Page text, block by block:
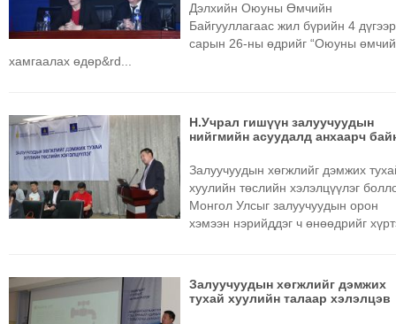
Дэлхийн Оюуны Өмчийн
Байгууллагаас жил бүрийн 4 дүгээр
сарын 26-ны өдрийг “Оюуны
хамгаалах өдөр&rd...
Н.Учрал гишүүн залуучуудын
нийгмийн асуудалд анхаарч
Залуучуудын хөгжлийг дэмжих
хуулийн төслийн хэлэлцүүлэг
Монгол Улсыг залуучуудын орон
хэмээн нэрийддэг ч өнөөдрийг
Залуучуудын хөгжлийг дэмжих
тухай хуулийн талаар хэлэлцэв